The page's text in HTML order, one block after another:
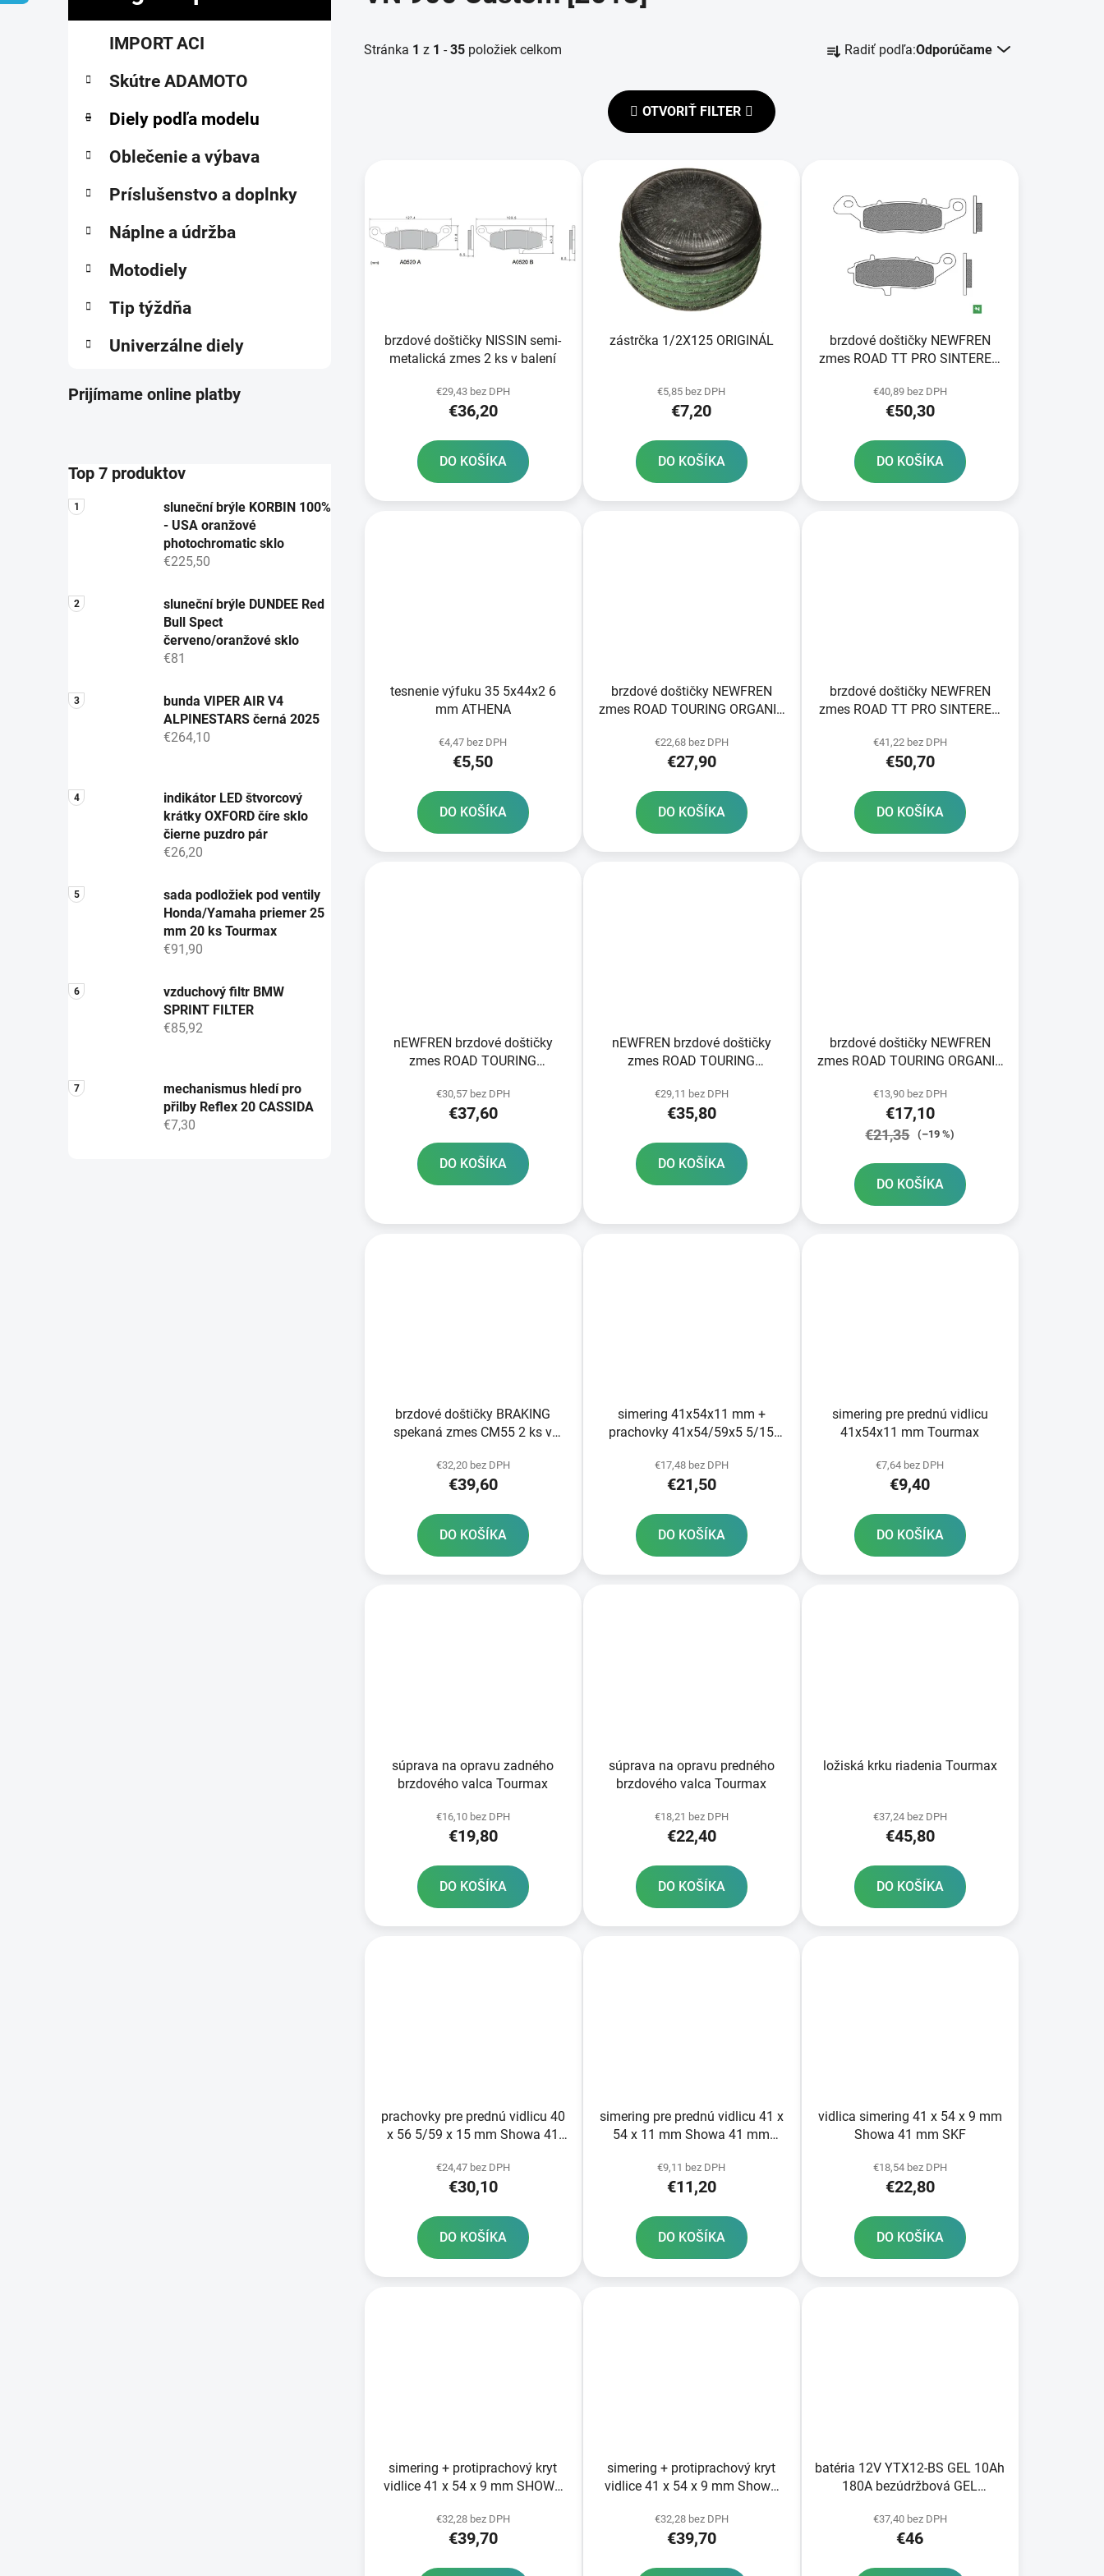
č
kategórieIMPORT ACI
Skútre ADAMOTO
Diely podľa modelu
Oblečenie a výbava
Príslušenstvo a doplnky
Náplne a údržba
Motodiely
Tip týždňa
Univerzálne diely
Prijímame online platby
Top 7 produktov
sluneční brýle KORBIN 100%
- USA oranžové
photochromatic sklo
€225,50
sluneční brýle DUNDEE Red
Bull Spect
červeno/oranžové sklo
€81
bunda VIPER AIR V4
ALPINESTARS černá 2025
€264,10
indikátor LED štvorcový
krátky OXFORD číre sklo
čierne puzdro pár
€26,20
sada podložiek pod ventily
Honda/Yamaha priemer 25
mm 20 ks Tourmax
€91,90
vzduchový filtr BMW
SPRINT FILTER
€85,92
mechanismus hledí pro
přilby Reflex 20 CASSIDA
€7,30
Stránka 1 z 1 -35 položiek celkom
a
o
v
Radiť podľa:Odporúčame
OTVORIŤ FILTER
s
p
brzdové doštičky NISSIN semi-
metalická zmes 2 ks v balení
€29,43 bez DPH
€36,20
DO KOŠÍKA
zástrčka 1/2X125 ORIGINÁL
€5,85 bez DPH
€7,20
DO KOŠÍKA
brzdové doštičky NEWFREN
zmes ROAD TT PRO SINTERED
€40,89 bez DPH
€50,30
DO KOŠÍKA
tesnenie výfuku 35 5x44x2 6
mm ATHENA
€4,47 bez DPH
€5,50
DO KOŠÍKA
brzdové doštičky NEWFREN
zmes ROAD TOURING ORGANIC
€22,68 bez DPH
€27,90
DO KOŠÍKA
brzdové doštičky NEWFREN
zmes ROAD TT PRO SINTERED
€41,22 bez DPH
€50,70
DO KOŠÍKA
nEWFREN brzdové doštičky
zmes ROAD TOURING
€30,57 bez DPH
€37,60
DO KOŠÍKA
nEWFREN brzdové doštičky
zmes ROAD TOURING
€29,11 bez DPH
€35,80
DO KOŠÍKA
brzdové doštičky NEWFREN
zmes ROAD TOURING ORGANIC
€13,90 bez DPH
€17,10
€21,35 (–19 %)
DO KOŠÍKA
brzdové doštičky BRAKING
spekaná zmes CM55 2 ks v
€32,20 bez DPH
€39,60
DO KOŠÍKA
simering 41x54x11 mm +
prachovky 41x54/59x5 5/15
€17,48 bez DPH
€21,50
DO KOŠÍKA
simering pre prednú vidlicu
41x54x11 mm Tourmax
€7,64 bez DPH
€9,40
DO KOŠÍKA
súprava na opravu zadného
brzdového valca Tourmax
€16,10 bez DPH
€19,80
DO KOŠÍKA
súprava na opravu predného
brzdového valca Tourmax
€18,21 bez DPH
€22,40
DO KOŠÍKA
ložiská krku riadenia Tourmax
€37,24 bez DPH
€45,80
DO KOŠÍKA
prachovky pre prednú vidlicu 40
x 56 5/59 x 15 mm Showa 41
€24,47 bez DPH
€30,10
DO KOŠÍKA
simering pre prednú vidlicu 41 x
54 x 11 mm Showa 41 mm
tlmičov
€9,11 bez DPH
€11,20
DO KOŠÍKA
vidlica simering 41 x 54 x 9 mm
Showa 41 mm SKF
€18,54 bez DPH
€22,80
DO KOŠÍKA
simering + protiprachový kryt
vidlice 41 x 54 x 9 mm SHOWA
€32,28 bez DPH
€39,70
simering + protiprachový kryt
vidlice 41 x 54 x 9 mm Showa
€32,28 bez DPH
€39,70
batéria 12V YTX12-BS GEL 10Ah
180A bezúdržbová GEL
TECH aktivovaná z výroby
€37,40 bez DPH
€46